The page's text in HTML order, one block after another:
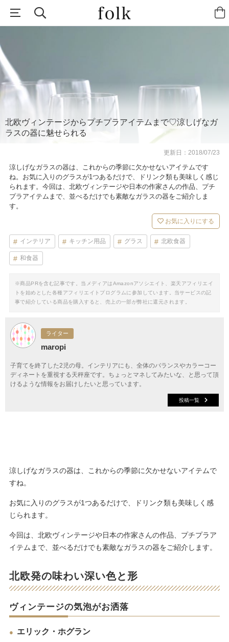
北欧ヴィンテージからプチプラアイテムまで♡涼しげなガ
ラスの器に魅せられる
更新日：2018/07/23
涼しげなガラスの器は、これからの季節に欠かせないアイテムです
ね。お気に入りのグラスが1つあるだけで、ドリンク類も美味しく感じ
られます。今回は、北欧ヴィンテージや日本の作家さんの作品、プチ
プラアイテムまで、並べるだけでも素敵なガラスの器をご紹介しま
す。
お気に入りにする
インテリア キッチン用品 グラス 北欧食器
和食器
※商品PRを含む記事です。当メディアはAmazonアソシエイト、楽天アフィリエイ
トを始めとした各種アフィリエイトプログラムに参加しています。当サービスの記
事で紹介している商品を購入すると、売上の一部が弊社に還元されます。
ライター
maropi
子育てを終了した2児の母。インテリアにも、全体のバランスやカラーコー
ディネートを重視する天秤座です。ちょっとマネしてみたいな、と思って頂
けるような情報をお届けしたいと思っています。
投稿一覧
涼しげなガラスの器は、これからの季節に欠かせないアイテムで
すね。
お気に入りのグラスが1つあるだけで、ドリンク類も美味しく感
じられます。
今回は、北欧ヴィンテージや日本の作家さんの作品、プチプラア
イテムまで、並べるだけでも素敵なガラスの器をご紹介します。
北欧発の味わい深い色と形
ヴィンテージの気泡がお洒落
エリック・ホグラン